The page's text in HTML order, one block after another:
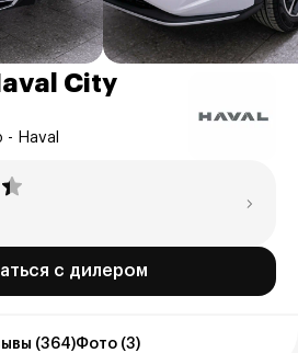
City
Haval
с дилером
(364)Фото (3)